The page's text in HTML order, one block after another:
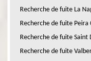
Recherche de fuite La
Recherche de fuite Peira
Recherche de fuite Saint
Recherche de fuite